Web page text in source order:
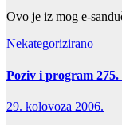
Ovo je iz mog e-
Nekategorizirano
Poziv i program
29. kolovoza 2006.